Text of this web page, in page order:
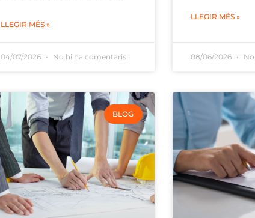
LLEGIR MÉS »
04/07/2026 No hi ha comentaris
LLEGIR MÉS »
08/06/2026
BLOG